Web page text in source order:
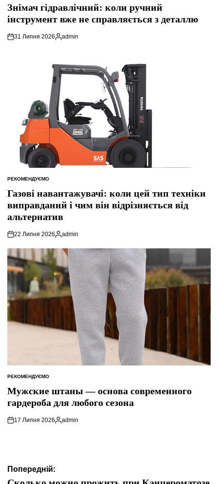
УЗнімач гідравлічний: коли ручний
інструмент вже не справляється з деталлю
31 Липня 2026
Опубліковано
admin
ОПУБЛІКУВАТИ
У
РЕКОМЕНДУЄМО
Газові навантажувачі: коли цей тип техніки
виправданий і чим він відрізняється від
альтернатив
22 Липня 2026
Опубліковано
admin
ОПУБЛІКУВАТИ
У
РЕКОМЕНДУЄМО
Мужские штаны — основа современного
гардероба для любого сезона
17 Липня 2026
Опубліковано
admin
Навігація
Попередній: